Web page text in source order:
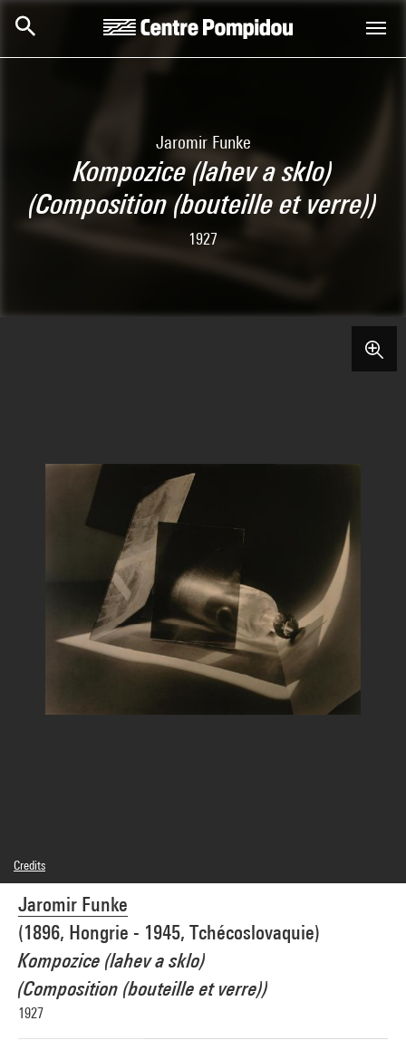
Jaromir Funke
Kompozice (lahev a sklo)
(Composition (bouteille et verre))
1927
Jaromir Funke
(1896, Hongrie - 1945, Tchécoslovaquie)
Kompozice (lahev a sklo)
(Composition (bouteille et verre))
1927
Credits
Domaine public
Photo credits : Centre Pompidou, MNAM-CCI/Jean-Claude Planchet/Dist.
GrandPalaisRmn
Image reference : 4R10528 [1998 CX 0769]
Image presentation :GrandPalaisRmnPhoto